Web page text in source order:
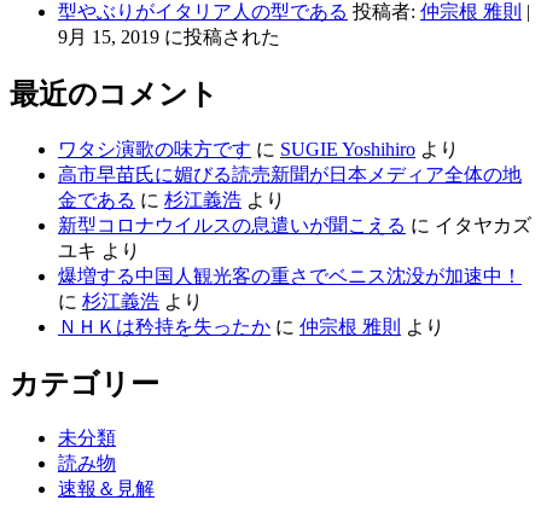
型やぶりがイタリア人の型である 投稿者: 仲宗根 雅則 |
9月 15, 2019 に投稿された
最近のコメント
ワタシ演歌の味方です に SUGIE Yoshihiro より
高市早苗氏に媚びる読売新聞が日本メディア全体の地
金である に 杉江義浩 より
新型コロナウイルスの息遣いが聞こえる に イタヤカズ
ユキ より
爆増する中国人観光客の重さでベニス沈没が加速中！
に 杉江義浩 より
ＮＨＫは矜持を失ったか に 仲宗根 雅則 より
カテゴリー
未分類
読み物
速報＆見解